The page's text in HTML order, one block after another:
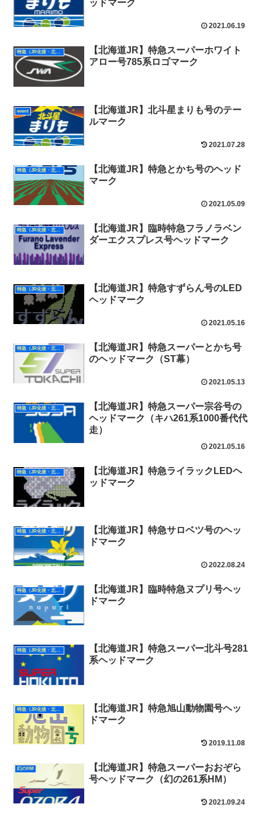
ッドマーク
2021.06.19
【北海道JR】特急スーパーホワイト
アロー号785系ロゴマーク
event
【北海道JR】北斗星まりも号のテー
ルマーク
2021.07.28
特急（JR化後・北海道）
【北海道JR】特急とかち号のヘッド
マーク
2021.05.09
【北海道JR】臨時特急フラノラベン
ダーエクスプレス号ヘッドマーク
特急（JR化後・北海道）
【北海道JR】特急すずらん号のLED
ヘッドマーク
2021.05.16
特急（JR化後・北海道）
【北海道JR】特急スーパーとかち号
のヘッドマーク（ST幕）
2021.05.13
【北海道JR】特急スーパー宗谷号の
ヘッドマーク（キハ261系1000番代代
走）
2021.05.16
特急（JR化後・北海道）
【北海道JR】特急ライラックLEDヘ
ッドマーク
特急（JR化後・北海道）
【北海道JR】特急サロベツ号のヘッ
ドマーク
2022.08.24
特急（JR化後・北海道）
【北海道JR】臨時特急ヌプリ号ヘッ
ドマーク
【北海道JR】特急スーパー北斗号281
系ヘッドマーク
特急（JR化後・北海道）
【北海道JR】特急旭山動物園号ヘッ
ドマーク
2019.11.08
幻のHM
【北海道JR】特急スーパーおおぞら
号ヘッドマーク（幻の261系HM）
2021.09.24